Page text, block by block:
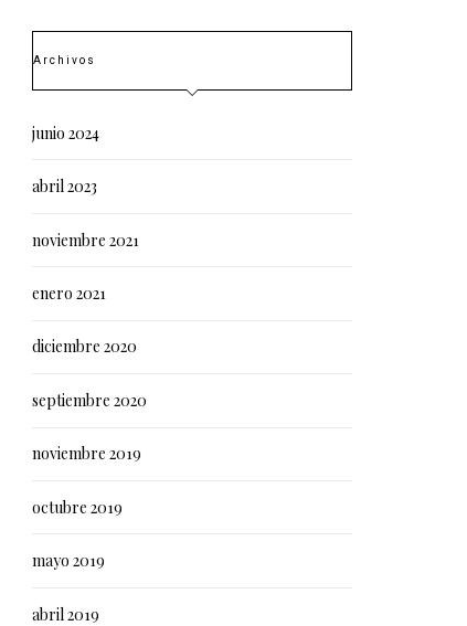
Archivos
junio 2024
abril 2023
noviembre 2021
enero 2021
diciembre 2020
septiembre 2020
noviembre 2019
octubre 2019
mayo 2019
abril 2019